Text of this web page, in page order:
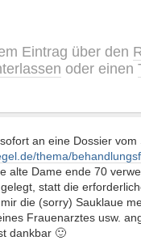
Eintrag über den
oder einen
an eine Dossier vom
thema/
alte Dame ende 70
statt die
die (sorry) Sauklaue
Frauenarztes usw.
dankbar 🙂